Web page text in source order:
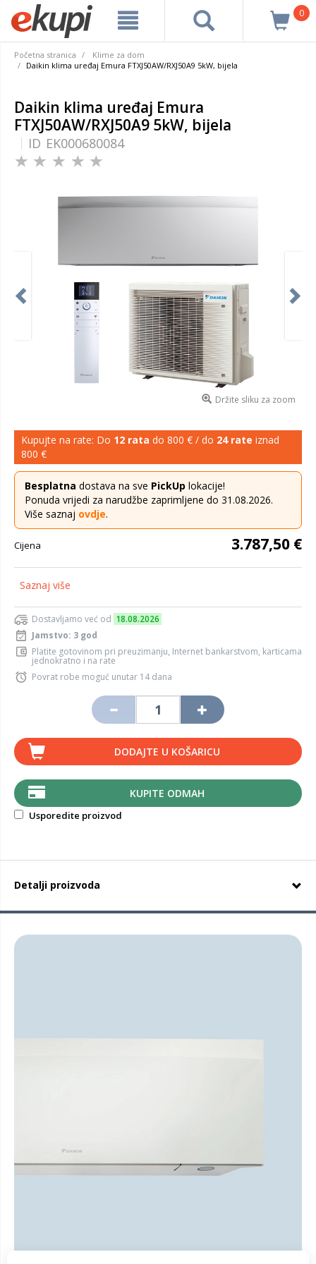
0
Početna stranica
Klime za dom
Daikin klima uređaj Emura FTXJ50AW/RXJ50A9 5kW, bijela
Daikin klima uređaj Emura
FTXJ50AW/RXJ50A9 5kW, bijela
ID EK000680084
Držite sliku za zoom
Kupujte na rate: Do 12 rata do 800 € / do 24 rate iznad
800 €
Besplatna dostava na sve PickUp lokacije!
Ponuda vrijedi za narudžbe zaprimljene do 31.08.2026.
Više saznaj ovdje.
Cijena 3.787,50 €
Saznaj više
Dostavljamo već od 18.08.2026
Jamstvo: 3 god
Platite gotovinom pri preuzimanju, Internet bankarstvom, karticama
jednokratno i na rate
Povrat robe moguć unutar 14 dana
DODAJTE U KOŠARICU
KUPITE ODMAH
Usporedite proizvod
Detalji proizvoda